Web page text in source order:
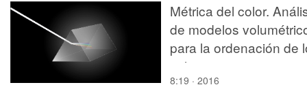
Métrica del color.
de modelos
para la ordenación de
colores
8:19 · 2016